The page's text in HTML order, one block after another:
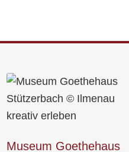
Museum Goethehaus